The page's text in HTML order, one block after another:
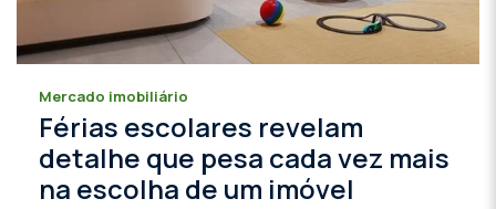
Mercado imobiliário
Férias escolares revelam
detalhe que pesa cada vez mais
na escolha de um imóvel